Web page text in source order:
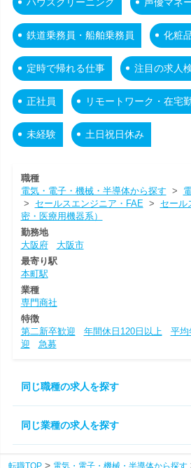
鉄道乗務員・船舶乗務員 化粧
定時で帰れる仕事 注目の求人
正社員 リモートワーク・在宅
未経験 土日祝日休み
職種
電気・電子・機械・半導体から探す >
> セールスエンジニア・FAE > セール
密・医療用機器系）
勤務地
大阪府
大阪市
最寄り駅
本町駅
業種
専門商社
特徴
第二新卒歓迎
年間休日120日以上 平均
迎
急募
同じ職種の求人を探す
同じ業種の求人を探す
転職TOP 電気・電子・機械・半導体から探す